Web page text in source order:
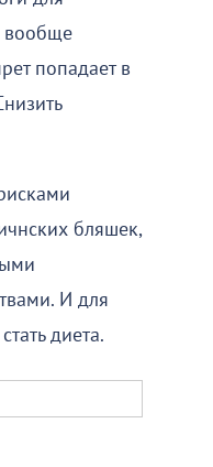
вообще
попадает в
бляшек,
И для
диета.